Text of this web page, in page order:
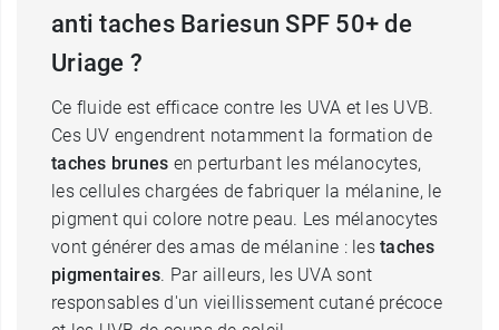
anti taches Bariesun SPF 50+ de
Uriage ?
Ce fluide est efficace contre les UVA et les UVB.
Ces UV engendrent notamment la formation de
taches brunes en perturbant les mélanocytes,
les cellules chargées de fabriquer la mélanine, le
pigment qui colore notre peau. Les mélanocytes
vont générer des amas de mélanine : les taches
pigmentaires. Par ailleurs, les UVA sont
responsables d'un vieillissement cutané précoce